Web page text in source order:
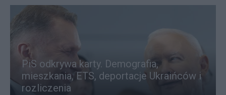
PiS odkrywa karty. Demografia,
mieszkania, ETS, deportacje Ukraińców i
rozliczenia